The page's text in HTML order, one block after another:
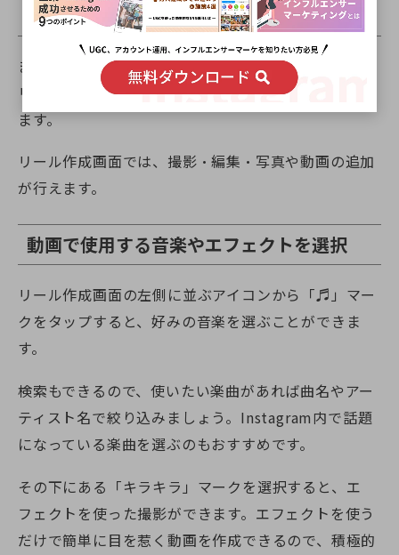
新規投稿画面から「リール」を選択
まずはInstagramホームの上部右にある「+」をク
リック。横にバーをスライドして「リール」を選択し
ます。
リール作成画面では、撮影・編集・写真や動画の追加
が行えます。
動画で使用する音楽やエフェクトを選択
リール作成画面の左側に並ぶアイコンから「♬」マー
クをタップすると、好みの音楽を選ぶことができま
す。
検索もできるので、使いたい楽曲があれば曲名やアー
ティスト名で絞り込みましょう。Instagram内で話題
になっている楽曲を選ぶのもおすすめです。
その下にある「キラキラ」マークを選択すると、エ
フェクトを使った撮影ができます。エフェクトを使う
だけで簡単に目を惹く動画を作成できるので、積極的